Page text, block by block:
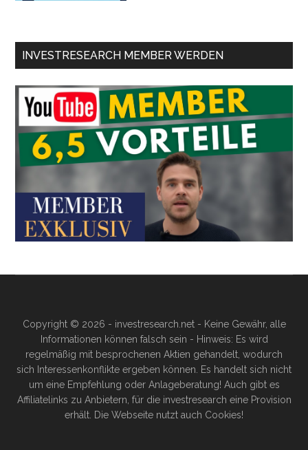
INVESTRESEARCH MEMBER WERDEN
Copyright © 2026 - investresearch.net - Keine Gewähr, alle
Informationen können falsch sein - Hinweis: Es wird
regelmäßig mit besprochenen Aktien gehandelt, wodurch
sich Interessenkonflikte ergeben können. Es handelt sich nicht
um eine Empfehlung oder Anlageberatung! Auch gibt es
Affiliatelinks zu Anbietern, für die investresearch eine Provision
erhält. Die Webseite nutzt auch Cookies!